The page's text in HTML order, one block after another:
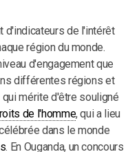
d'indicateurs de l'intérêt
région du monde.
d'engagement que
différentes régions et
qui mérite d'être souligné
de l'homme, qui a lieu
dans le monde
. En Ouganda, un concours